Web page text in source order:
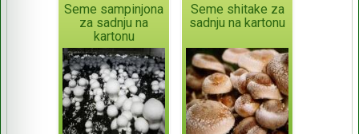
Seme sampinjona
za sadnju na
kartonu
Seme shitake za
sadnju na kartonu